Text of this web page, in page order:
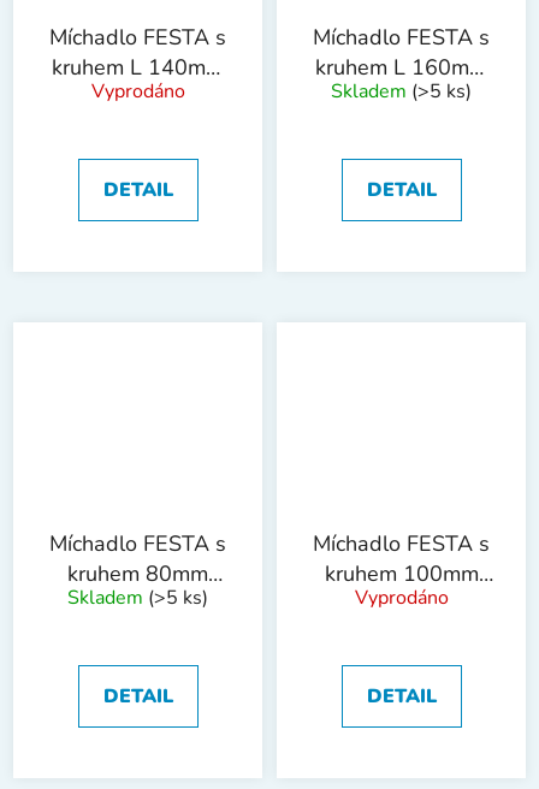
Míchadlo FESTA s
kruhem L 140mm
M14 ZN
Vyprodáno
DETAIL
Míchadlo FESTA s
kruhem L 160mm
M14 ZN
Skladem (>5 ks)
DETAIL
Míchadlo FESTA s
kruhem 80mm
SDS+ ZN
Skladem (>5 ks)
DETAIL
Míchadlo FESTA s
kruhem 100mm
SDS+ ZN
Vyprodáno
DETAIL